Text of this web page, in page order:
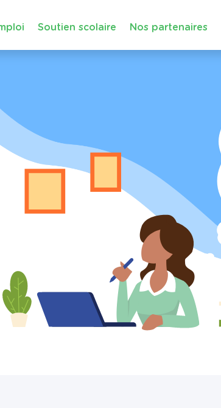
Soutien scolaire Nos partenaires